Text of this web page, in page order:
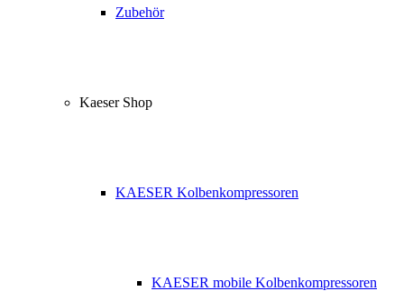
Zubehör
Kaeser Shop
KAESER Kolbenkompressoren
KAESER mobile Kolbenkompressoren